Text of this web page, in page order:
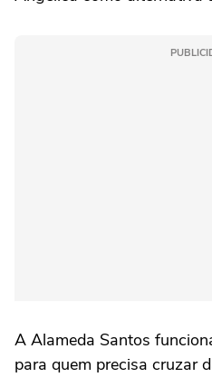
A Alameda Santos
para quem precisa cruzar